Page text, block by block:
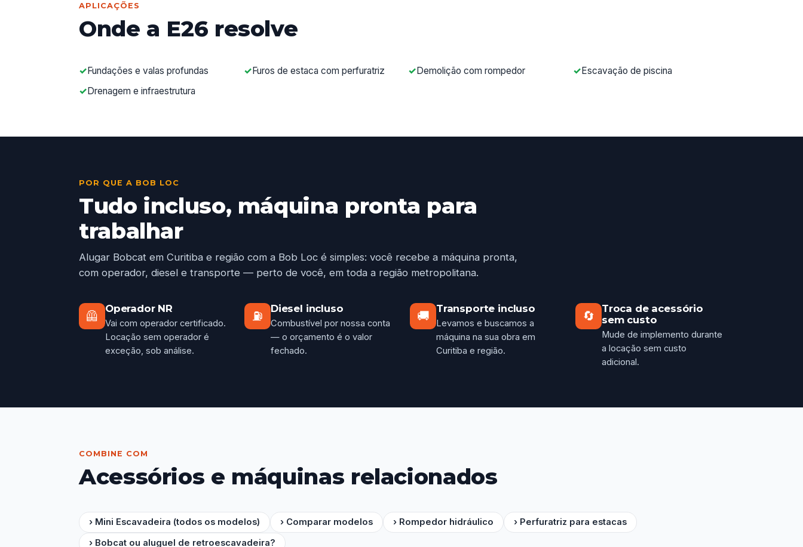
APLICAÇÕES
Onde a E26 resolve
Fundações e valas profundas Furos de estaca com perfuratriz Demolição com rompedor
Escavação de piscina
Drenagem e infraestrutura
POR QUE A BOB LOC
Tudo incluso, máquina pronta para
trabalhar
Alugar Bobcat em Curitiba e região com a Bob Loc é simples: você recebe a máquina pronta,
com operador, diesel e transporte — perto de você, em toda a região metropolitana.
🦺
Operador NR
Vai com operador certificado.
Locação sem operador é
exceção, sob análise.
⛽
Diesel incluso
Combustível por nossa conta
— o orçamento é o valor
fechado.
🚚
Transporte incluso
Levamos e buscamos a
máquina na sua obra em
Curitiba e região.
🔄
Troca de acessório
sem custo
Mude de implemento durante
a locação sem custo
adicional.
COMBINE COM
Acessórios e máquinas relacionados
› Mini Escavadeira (todos os modelos) › Comparar modelos › Rompedor hidráulico
› Perfuratriz para estacas
› Bobcat ou aluguel de retroescavadeira?